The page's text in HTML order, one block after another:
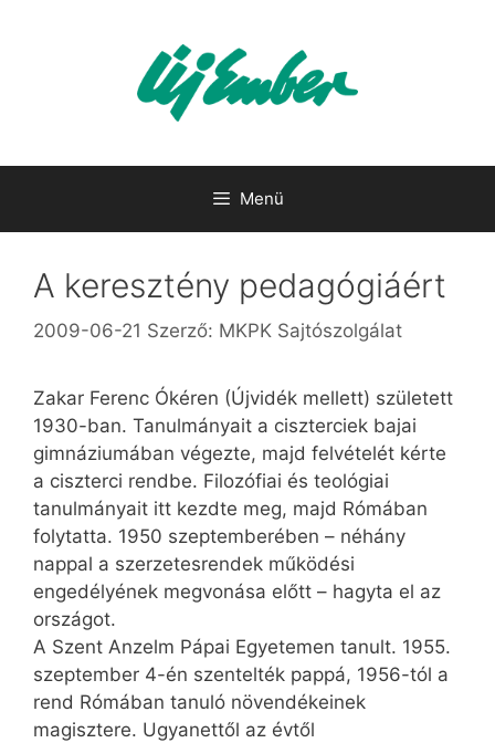
Menü
A keresztény pedagógiáért
2009-06-21 Szerző: MKPK Sajtószolgálat
Zakar Ferenc Ókéren (Újvidék mellett) született
1930-ban. Tanulmányait a ciszterciek bajai
gimnáziumában végezte, majd felvételét kérte
a ciszterci rendbe. Filozófiai és teológiai
tanulmányait itt kezdte meg, majd Rómában
folytatta. 1950 szeptemberében – néhány
nappal a szerzetesrendek működési
engedélyének megvonása előtt – hagyta el az
országot.
A Szent Anzelm Pápai Egyetemen tanult. 1955.
szeptember 4-én szentelték pappá, 1956-tól a
rend Rómában tanuló növendékeinek
magisztere. Ugyanettől az évtől